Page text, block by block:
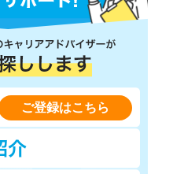
ご登録はこちら